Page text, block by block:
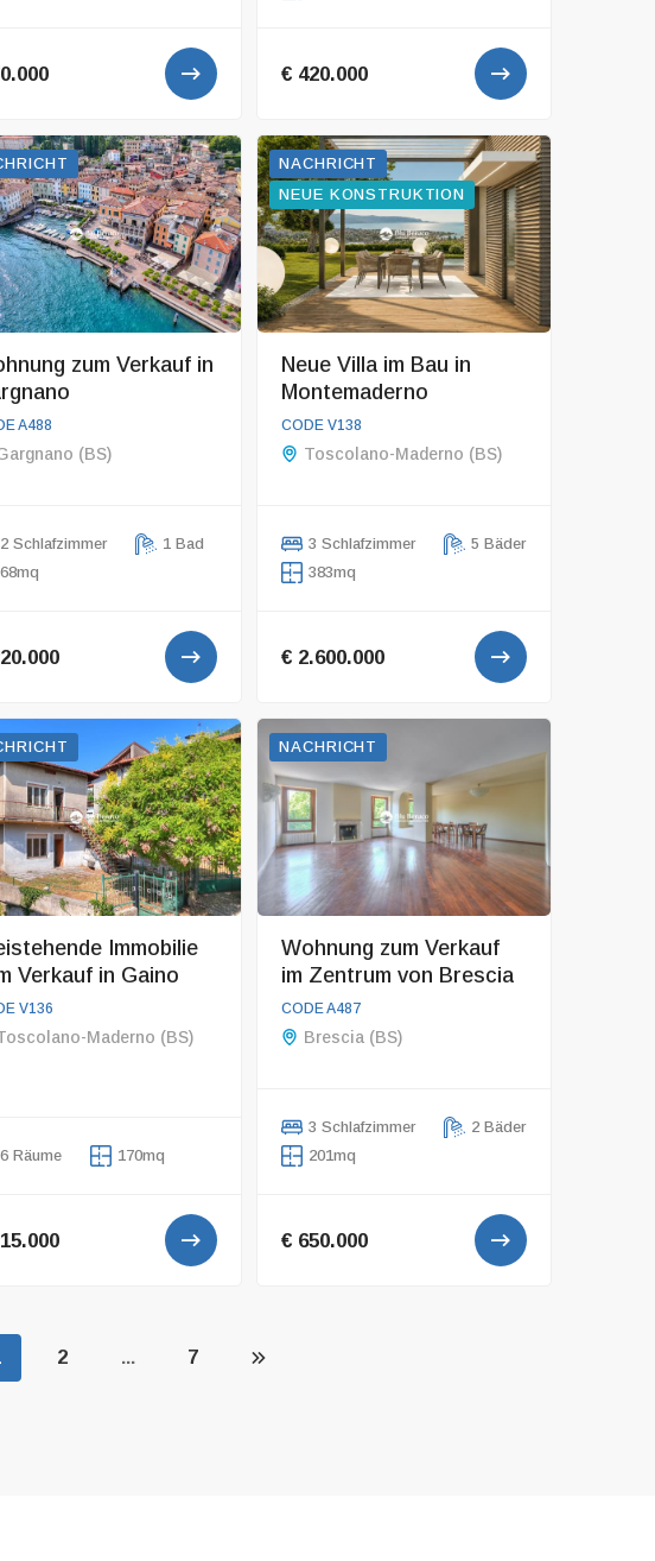
€ 420.000
zum Verkauf in
A488
(BS)
2 Schlafzimmer
1 Bad
68mq
NACHRICHT
NEUE KONSTRUKTION
Neue Villa im Bau in
Montemaderno
CODE V138
Toscolano-Maderno (BS)
3 Schlafzimmer
5 Bäder
383mq
€ 2.600.000
Immobilie
Verkauf in Gaino
V136
Maderno (BS)
6 Räume 170mq
NACHRICHT
Wohnung zum Verkauf
im Zentrum von Brescia
CODE A487
Brescia (BS)
3 Schlafzimmer
2 Bäder
201mq
€ 650.000
2 ... 7